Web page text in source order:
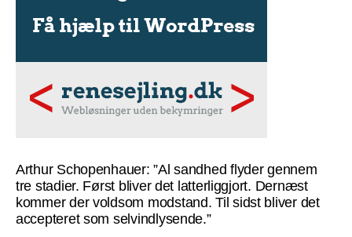
Arthur Schopenhauer: ”Al sandhed flyder gennem
tre stadier. Først bliver det latterliggjort. Dernæst
kommer der voldsom modstand. Til sidst bliver det
accepteret som selvindlysende.”